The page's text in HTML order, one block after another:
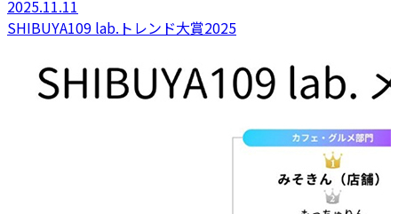
2025.11.11
SHIBUYA109 lab.トレンド大賞2025